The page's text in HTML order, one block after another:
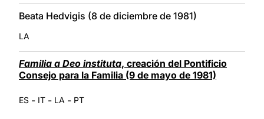
Beata Hedvigis (8 de diciembre de 1981)
LA
Familia a Deo instituta, creación del Pontificio
Consejo para la Familia (9 de mayo de 1981)
ES - IT - LA - PT